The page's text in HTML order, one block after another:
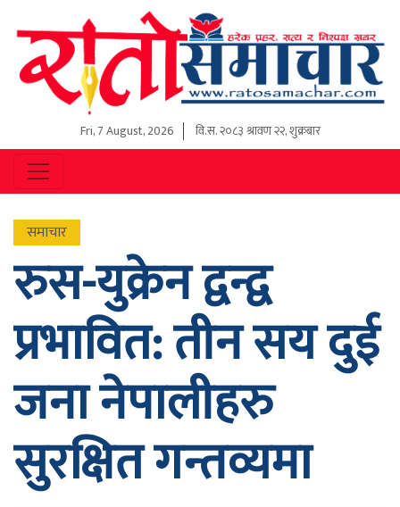
Fri, 7 August, 2026 वि.स.२०८३ श्रावण २२, शुक्रबार
समाचार
रुस-युक्रेन द्वन्द्व
प्रभावित: तीन सय दुई
जना नेपालीहरु
सुरक्षित गन्तव्यमा